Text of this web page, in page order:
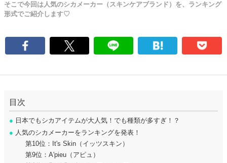
そこで今回は人気のシカメーカー（スキンケアブランド）を、ランキング
形式でご紹介します♡
目次
● 日本でもシカアイテムが大人気！でも種類が多すぎ！？
● 人気のシカメーカーをランキングを発表！
第10位：It's Skin（イッツスキン）
第9位：A'pieu（アピュ）